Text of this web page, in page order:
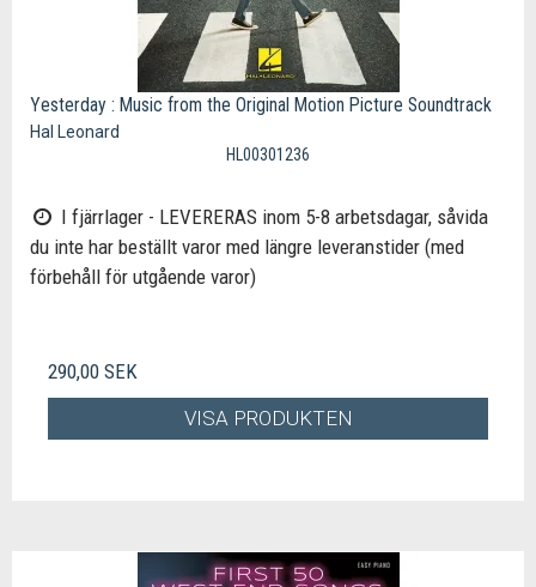
Yesterday : Music from the Original Motion Picture Soundtrack
Hal Leonard
HL00301236
I fjärrlager - LEVERERAS inom 5-8 arbetsdagar, såvida
du inte har beställt varor med längre leveranstider (med
förbehåll för utgående varor)
290,00 SEK
VISA PRODUKTEN